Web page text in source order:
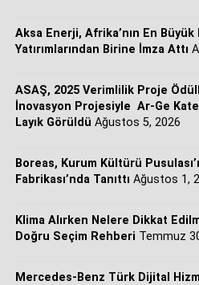
REHAU Yerden Isıtma
stratejik ortaklıkla HVAC (Isıtma,
Yapılan anlaşma doğrultusunda
yapılara kadar farklı uygulama
tek çatı altında daha kapsamlı,
Aksa Enerji, Afrika’nın En
Yatırımlarından Birine İmza Attı
ASAŞ, 2025 Verimlilik Proje
İnovasyon Projesiyle Ar-Ge
Layık Görüldü Ağustos 5, 2026
Boreas, Kurum Kültürü
Fabrikası’nda Tanıttı Ağustos 1,
Klima Alırken Nelere Dikkat
Doğru Seçim Rehberi Temmuz
Mercedes-Benz Türk Dijital